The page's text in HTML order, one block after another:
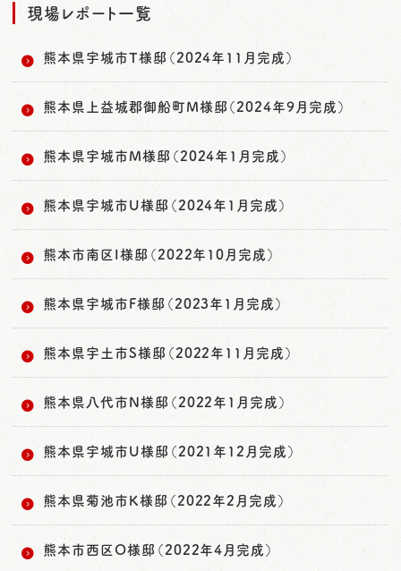
現場レポート一覧
熊本県宇城市T様邸（2024年11月完成）
熊本県上益城郡御船町M様邸（2024年9月完成）
熊本県宇城市M様邸（2024年1月完成）
熊本県宇城市U様邸（2024年1月完成）
熊本市南区I様邸（2022年10月完成）
熊本県宇城市F様邸（2023年1月完成）
熊本県宇土市S様邸（2022年11月完成）
熊本県八代市N様邸（2022年1月完成）
熊本県宇城市U様邸（2021年12月完成）
熊本県菊池市K様邸（2022年2月完成）
熊本市西区O様邸（2022年4月完成）